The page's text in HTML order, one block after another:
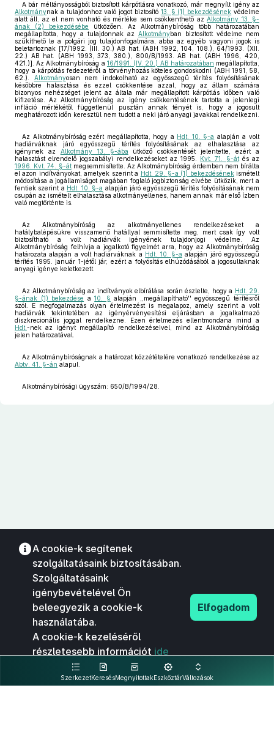
A bár méltányosságból biztosított kárpótlásra vonatkozó, már megnyílt igény az
Alkotmánynak a tulajdonhoz való jogot biztosító 13. § (1) bekezdésének védelme
alatt áll, az el nem vonható és mértéke sem csökkenthető azAlkotmány 13. §-
ának (2) bekezdésébe ütközően. Az Alkotmánybíróság több határozatában
megállapította, hogy a tulajdonnak az Alkotmányban biztosított védelme nem
szűkíthető le a polgári jog tulajdonfogalmára, abba az egyéb vagyoni jogok is
beletartoznak [17/1992. (III. 30.) AB hat. (ABH 1992, 104, 108.), 64/1993. (XII.
22.) AB hat. (ABH 1993, 373, 380.), 800/B/1993. AB hat. (ABH 1996, 420,
421.)]. Az Alkotmánybíróság a 16/1991. (IV. 20.) AB határozatában megállapította,
hogy a kárpótlás fedezetéről a törvényhozás köteles gondoskodni (ABH 1991, 58,
62.). Alkotmányosan nem indokolható az egyösszegű térítés folyósításának
későbbre halasztása és ezzel csökkentése azzal, hogy az állam számára
bizonyos nehézséget jelent az általa már megállapított kárpótlás időben való
kifizetése. Az Alkotmánybíróság az igény csökkentésének tartotta a jelenlegi
infláció mértékétől függetlenül pusztán annak tényét is, hogy a jogosult
meghatározott időn keresztül nem tudott a neki járó anyagi javakkal rendelkezni.
Az Alkotmánybíróság ezért megállapította, hogy a Hdt. 10. §-a alapján a volt
hadiárváknak járó egyösszegű térítés folyósításának az elhalasztása az
igénynek az Alkotmány 13. §-ába ütköző csökkentését jelentette, ezért a
halasztást elrendelő jogszabályi rendelkezéseket az 1995. Kvt. 71. §-átés az
1996. Kvt. 74. §-átmegsemmisítette. Az Alkotmánybíróság érdemben nem bírálta
el azon indítványokat, amelyek szerint a Hdt. 29. §-a (1) bekezdésénekismételt
módosítása a jogállamiságot magában foglaló jogbiztonság elvébe ütközik, mert a
fentiek szerint a Hdt. 10. §-a alapján járó egyösszegű térítés folyósításának nem
csupán az ismételt elhalasztása alkotmányellenes, hanem annak már első ízben
való megtörténte is.
Az Alkotmánybíróság az alkotmányellenes rendelkezéseket a
hatálybalépésükre visszamenő hatállyal semmisítette meg, mert csak így volt
biztosítható a volt hadiárvák igényének tulajdonjogi védelme. Az
Alkotmánybíróság felhívja a jogalkotó figyelmét arra, hogy az Alkotmánybíróság
határozata alapján a volt hadiárváknak a Hdt. 10. §-a alapján járó egyösszegű
térítés 1995. január 1-jétől jár, ezért a folyósítás elhúzódásából a jogosultaknak
anyagi igénye keletkezett.
Az Alkotmánybíróság az indítványok elbírálása során észlelte, hogy a Hdt. 29.
§-ának (1) bekezdése a10. § alapján ,,megállapítható'' egyösszegű térítésről
szól. E megfogalmazás olyan értelmezést is megalapoz, amely szerint a volt
hadiárvák tekintetében az igényérvényesítési eljárásban a jogalkalmazó
diszkrecionális joggal rendelkezne. Ezen értelmezés ellentmondana mind a
Hdt. -nek az igényt megállapító rendelkezéseivel, mind az Alkotmánybíróság
jelen határozatával.
Az Alkotmánybíróságnak a határozat közzétételére vonatkozó rendelkezése az
Abtv. 41. §-án alapul.
Alkotmánybírósági ügyszám: 650/B/1994/28.
SzerkezetKeresésMegnyitottakEszköztárVáltozások
A cookie-k segítenek
szolgáltatásaink biztosításában.
Szolgáltatásaink
igénybevételével Ön
beleegyezik a cookie-k
használatába.
A cookie-k kezeléséről
részletesebb információt ide
kattintva olvashat.
Elfogadom